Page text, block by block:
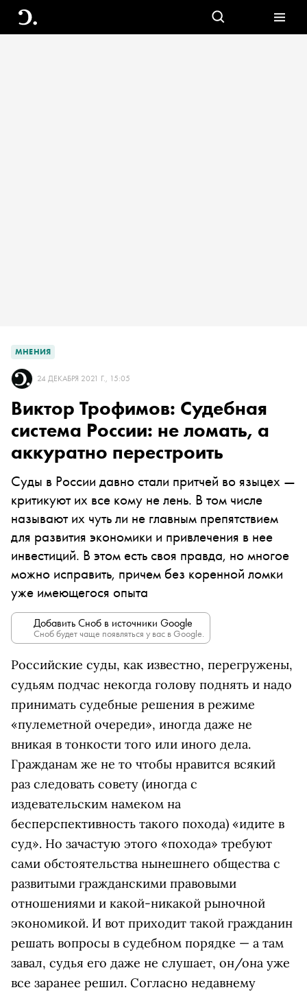
МНЕНИЯ
24 ДЕКАБРЯ 2021 Г., 15:05
Виктор Трофимов: Судебная
система России: не ломать, а
аккуратно перестроить
Суды в России давно стали притчей во языцех —
критикуют их все кому не лень. В том числе
называют их чуть ли не главным препятствием
для развития экономики и привлечения в нее
инвестиций. В этом есть своя правда, но многое
можно исправить, причем без коренной ломки
уже имеющегося опыта
Добавить Сноб в источники Google
Сноб будет чаще появляться у вас в Google.
Российские суды, как известно, перегружены,
судьям подчас некогда голову поднять и надо
принимать судебные решения в режиме
«пулеметной очереди», иногда даже не
вникая в тонкости того или иного дела.
Гражданам же не то чтобы нравится всякий
раз следовать совету (иногда с
издевательским намеком на
бесперспективность такого похода) «идите в
суд». Но зачастую этого «похода» требуют
сами обстоятельства нынешнего общества с
развитыми гражданскими правовыми
отношениями и какой-никакой рыночной
экономикой. И вот приходит такой гражданин
решать вопросы в судебном порядке — а там
завал, судья его даже не слушает, он/она уже
все заранее решил. Согласно недавнему